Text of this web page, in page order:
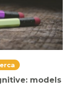
models